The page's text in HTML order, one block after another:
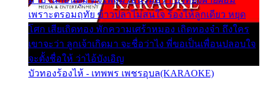
เพราะตรอมฤทัย ข้าวปลาไม่สนใจ ร้องไห้ลูกเดียว หยุด
โศก เสียเถิดทอง พักความเศร้าหมอง เถิดทองจ๋า ถึงใคร
เขาจะว่า ลูกเจ้าเกิดมา จะชื่อว่าไง พี่ขอเป็นเพื่อนปลอบใจ
จะตั้งชื่อให้ ว่าไอ้บังเอิญ
บัวทองร้องไห้ - เทพพร เพชรอุบล(KARAOKE)